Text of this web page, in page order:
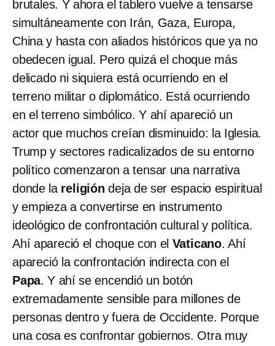
brutales. Y ahora el tablero vuelve a tensarse
simultáneamente con Irán, Gaza, Europa,
China y hasta con aliados históricos que ya no
obedecen igual. Pero quizá el choque más
delicado ni siquiera está ocurriendo en el
terreno militar o diplomático. Está ocurriendo
en el terreno simbólico. Y ahí apareció un
actor que muchos creían disminuido: la Iglesia.
Trump y sectores radicalizados de su entorno
político comenzaron a tensar una narrativa
donde la religión deja de ser espacio espiritual
y empieza a convertirse en instrumento
ideológico de confrontación cultural y política.
Ahí apareció el choque con el Vaticano. Ahí
apareció la confrontación indirecta con el
Papa. Y ahí se encendió un botón
extremadamente sensible para millones de
personas dentro y fuera de Occidente. Porque
una cosa es confrontar gobiernos. Otra muy